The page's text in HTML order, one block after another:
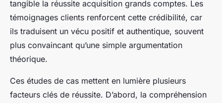
tangible la réussite acquisition grands comptes. Les
témoignages clients renforcent cette crédibilité, car
ils traduisent un vécu positif et authentique, souvent
plus convaincant qu’une simple argumentation
théorique.
Ces études de cas mettent en lumière plusieurs
facteurs clés de réussite. D’abord, la compréhension